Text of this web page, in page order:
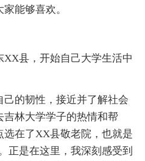
能够喜欢。
县，开始自己大学生活中
的韧性，接近并了解社会
吉林大学学子的热情和帮
选在了XX县敬老院，也就是
正是在这里，我深刻感受到